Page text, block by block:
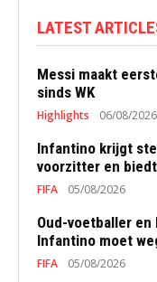
LATEST
Messi maakt
sinds WK
Highlights 06/08/2026
Infantino krijgt
voorzitter en
FIFA 05/08/2026
Oud-voetballer en
Infantino moet
FIFA 05/08/2026